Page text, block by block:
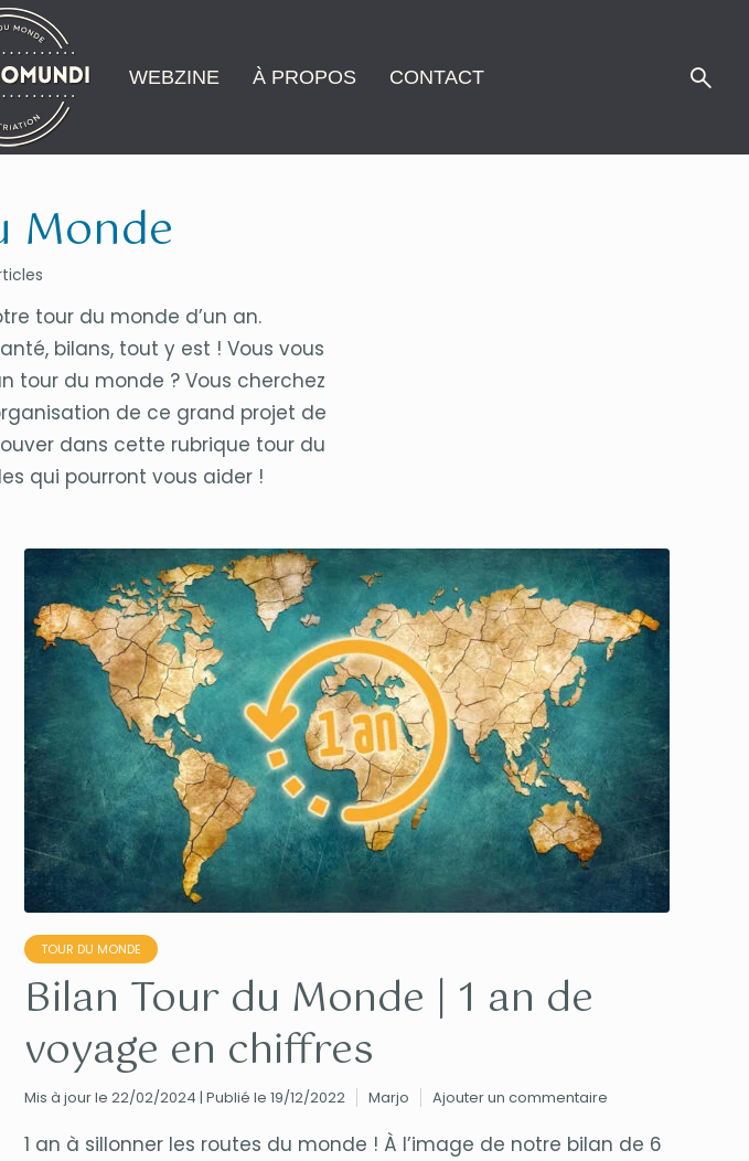
WEBZINE À PROPOS CONTACT
Monde
tour du monde d’un an.
bilans, tout y est ! Vous vous
tour du monde ? Vous cherchez
de ce grand projet de
dans cette rubrique tour du
qui pourront vous aider !
TOUR DU MONDE
Bilan Tour du Monde | 1 an de
voyage en chiffres
Mis à jour le 22/02/2024 | Publié le 19/12/2022 Marjo Ajouter un commentaire
1 an à sillonner les routes du monde ! À l’image de notre bilan de 6